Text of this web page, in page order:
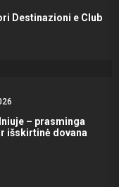
Destinazioni e Club
– prasminga
išskirtinė dovana